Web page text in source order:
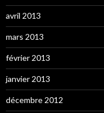
avril 2013
mars 2013
février 2013
janvier 2013
décembre 2012